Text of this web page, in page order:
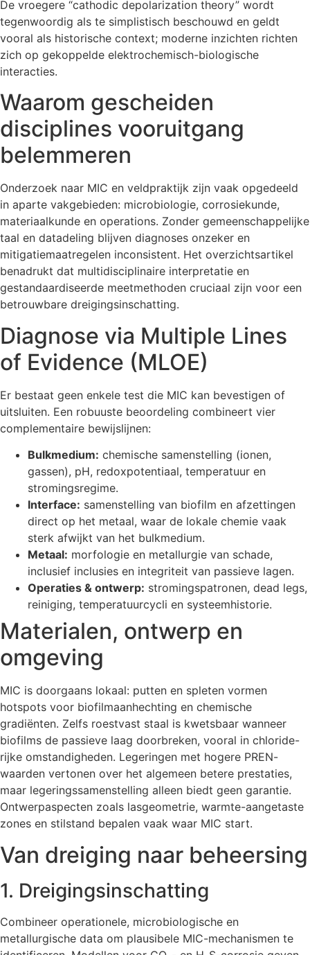
De vroegere “cathodic depolarization theory” wordt
tegenwoordig als te simplistisch beschouwd en geldt
vooral als historische context; moderne inzichten richten
zich op gekoppelde elektrochemisch-biologische
interacties.
Waarom gescheiden
disciplines vooruitgang
belemmeren
Onderzoek naar MIC en veldpraktijk zijn vaak opgedeeld
in aparte vakgebieden: microbiologie, corrosiekunde,
materiaalkunde en operations. Zonder gemeenschappelijke
taal en datadeling blijven diagnoses onzeker en
mitigatiemaatregelen inconsistent. Het overzichtsartikel
benadrukt dat multidisciplinaire interpretatie en
gestandaardiseerde meetmethoden cruciaal zijn voor een
betrouwbare dreigingsinschatting.
Diagnose via Multiple Lines
of Evidence (MLOE)
Er bestaat geen enkele test die MIC kan bevestigen of
uitsluiten. Een robuuste beoordeling combineert vier
complementaire bewijslijnen:
Bulkmedium: chemische samenstelling (ionen,
gassen), pH, redoxpotentiaal, temperatuur en
stromingsregime.
Interface: samenstelling van biofilm en afzettingen
direct op het metaal, waar de lokale chemie vaak
sterk afwijkt van het bulkmedium.
Metaal: morfologie en metallurgie van schade,
inclusief inclusies en integriteit van passieve lagen.
Operaties & ontwerp: stromingspatronen, dead legs,
reiniging, temperatuurcycli en systeemhistorie.
Materialen, ontwerp en
omgeving
MIC is doorgaans lokaal: putten en spleten vormen
hotspots voor biofilmaanhechting en chemische
gradiënten. Zelfs roestvast staal is kwetsbaar wanneer
biofilms de passieve laag doorbreken, vooral in chloride-
rijke omstandigheden. Legeringen met hogere PREN-
waarden vertonen over het algemeen betere prestaties,
maar legeringssamenstelling alleen biedt geen garantie.
Ontwerpaspecten zoals lasgeometrie, warmte-aangetaste
zones en stilstand bepalen vaak waar MIC start.
Van dreiging naar beheersing
1. Dreigingsinschatting
Combineer operationele, microbiologische en
metallurgische data om plausibele MIC-mechanismen te